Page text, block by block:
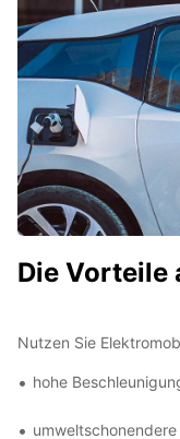
Die Vorteile
Nutzen Sie
hohe